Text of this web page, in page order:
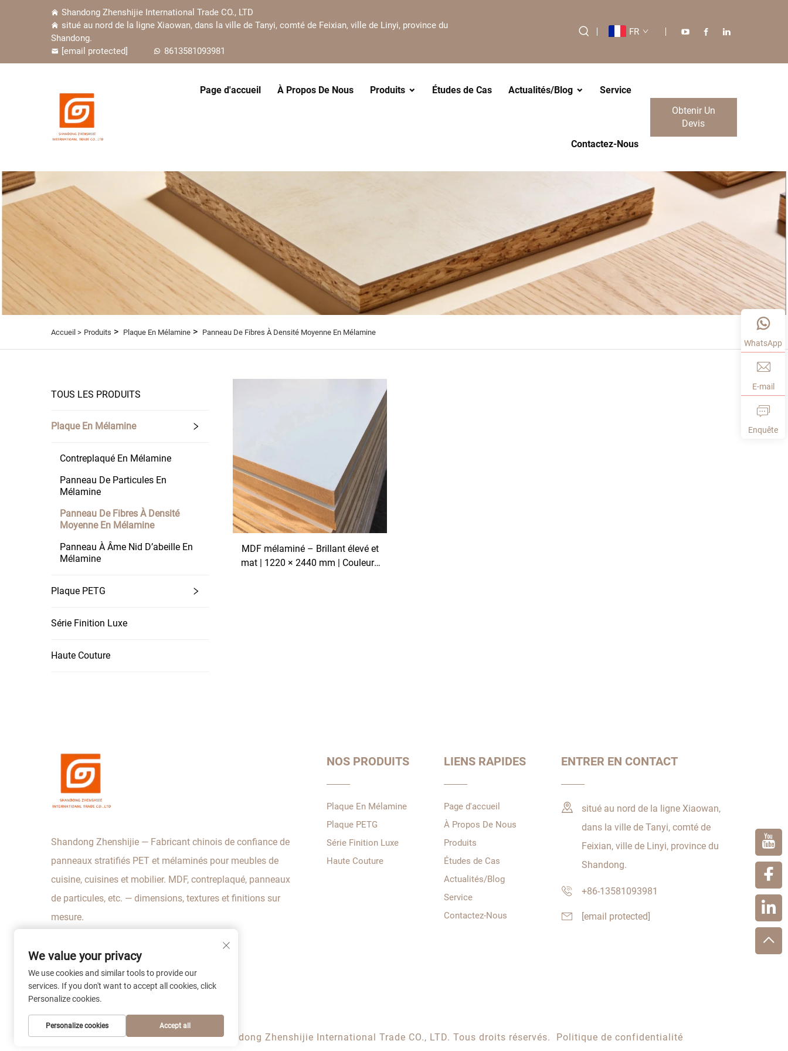
Shandong Zhenshijie International Trade CO., LTD
situé au nord de la ligne Xiaowan, dans la ville de Tanyi, comté de Feixian, ville de Linyi, province du
Shandong.
[email protected]
8613581093981
FR
Page d'accueil À Propos De Nous Produits Études de Cas Actualités/Blog Service
Contactez-Nous
Obtenir Un
Devis
Accueil > Produits > Plaque En Mélamine > Panneau De Fibres À Densité Moyenne En Mélamine
TOUS LES PRODUITS
Plaque En Mélamine
Contreplaqué En Mélamine
Panneau De Particules En
Mélamine
Panneau De Fibres À Densité
Moyenne En Mélamine
Panneau À Âme Nid D’abeille En
Mélamine
Plaque PETG
Série Finition Luxe
Haute Couture
MDF mélaminé – Brillant élevé et
mat | 1220 × 2440 mm | Couleurs
WhatsApp
E-mail
Enquête
Shandong Zhenshijie — Fabricant chinois de confiance de
panneaux stratifiés PET et mélaminés pour meubles de
cuisine, cuisines et mobilier. MDF, contreplaqué, panneaux
de particules, etc. — dimensions, textures et finitions sur
mesure.
NOS PRODUITS
Plaque En Mélamine
Plaque PETG
Série Finition Luxe
Haute Couture
LIENS RAPIDES
Page d'accueil
À Propos De Nous
Produits
Études de Cas
Actualités/Blog
Service
Contactez-Nous
ENTRER EN CONTACT
situé au nord de la ligne Xiaowan,
dans la ville de Tanyi, comté de
Feixian, ville de Linyi, province du
Shandong.
+86-13581093981
[email protected]
Droits d’auteur © 2026 Shandong Zhenshijie International Trade CO., LTD. Tous droits réservés. Politique de confidentialité
We value your privacy
We use cookies and similar tools to provide our
services. If you don't want to accept all cookies, click
Personalize cookies.
Personalize cookies Accept all